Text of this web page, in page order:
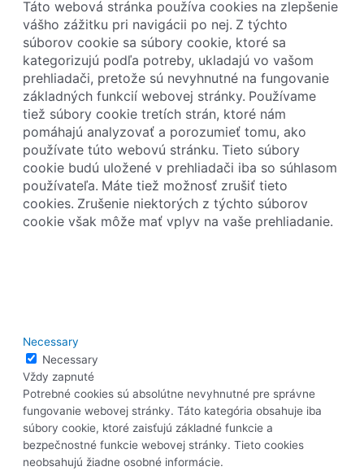
Táto webová stránka používa cookies na zlepšenie
vášho zážitku pri navigácii po nej. Z týchto
súborov cookie sa súbory cookie, ktoré sa
kategorizujú podľa potreby, ukladajú vo vašom
prehliadači, pretože sú nevyhnutné na fungovanie
základných funkcií webovej stránky. Používame
tiež súbory cookie tretích strán, ktoré nám
pomáhajú analyzovať a porozumieť tomu, ako
používate túto webovú stránku. Tieto súbory
cookie budú uložené v prehliadači iba so súhlasom
používateľa. Máte tiež možnosť zrušiť tieto
cookies. Zrušenie niektorých z týchto súborov
cookie však môže mať vplyv na vaše prehliadanie.
Necessary
Necessary
Vždy zapnuté
Potrebné cookies sú absolútne nevyhnutné pre správne
fungovanie webovej stránky. Táto kategória obsahuje iba
súbory cookie, ktoré zaisťujú základné funkcie a
bezpečnostné funkcie webovej stránky. Tieto cookies
neobsahujú žiadne osobné informácie.